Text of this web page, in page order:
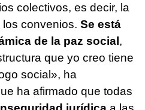
colectivos, es decir, la
convenios. Se está
de la paz social,
que yo creo tiene
social», ha
ha afirmado que todas